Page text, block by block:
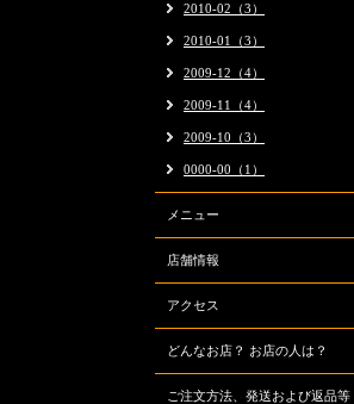
2010-02（3）
2010-01（3）
2009-12（4）
2009-11（4）
2009-10（3）
0000-00（1）
メニュー
店舗情報
アクセス
どんなお店？ お店の人は？
ご注文方法、発送および返品等